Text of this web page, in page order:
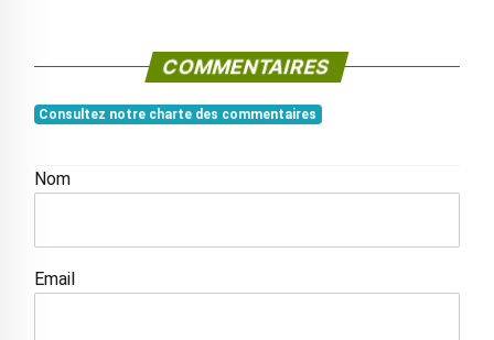
COMMENTAIRES
Consultez notre charte des commentaires
Nom
Email